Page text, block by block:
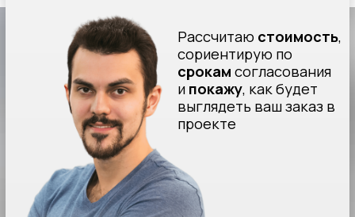
Оправить
фото
kp@soglasovanie-vyvesok.ru
Пришлите нам фотографию фасада и
получите бесплатный дизайн-проект
WhatsApp